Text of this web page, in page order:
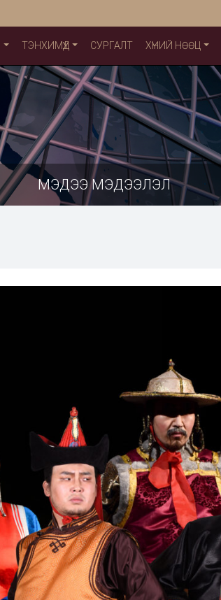
ТЭНХИМҮҮД СУРГАЛТ ХҮНИЙ НӨӨЦ
МЭДЭЭ МЭДЭЭЛЭЛ